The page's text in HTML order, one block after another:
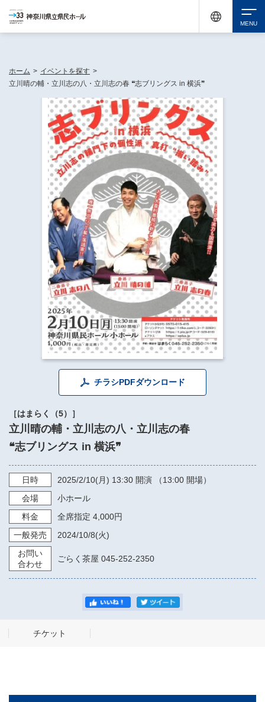
イベントを探す
・ イベント一覧
・ イベントカレンダー
休館中の県民ホールについて
・ 施設概要
・ パイプオルガン
・ 神奈川県民ホールの取り組み
神奈川県立県民ホールSNS
​​​​​​​​​​​​​神奈川県立県民ホール
ギャラリーSNS
チケット購入
ホーム > イベントを探す >
立川晴の輔・立川志の八・立川志の春 ❝志ブリングス in 横浜❞
チラシPDFダウンロード
［はまらく（5）］
立川晴の輔・立川志の八・立川志の春
❝志ブリングス in 横浜❞
日時 2025/2/10(月) 13:30 開演 （13:00 開場）
会場
小ホール
料金
全席指定 4,000円
一般発売
2024/10/8(火)
お問い
合わせ
ごらく茶屋 045-252-2350
チケット